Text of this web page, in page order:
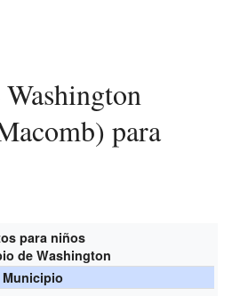
para
para niños
de Washington
Municipio